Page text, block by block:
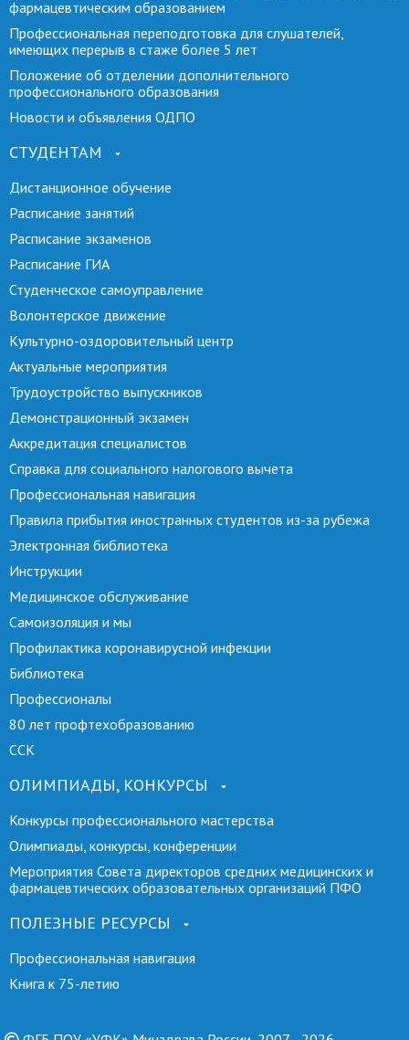
фармацевтическим образованием
Профессиональная переподготовка для слушателей,
имеющих перерыв в стаже более 5 лет
Положение об отделении дополнительного
профессионального образования
Новости и объявления ОДПО
СТУДЕНТАМ
Дистанционное обучение
Расписание занятий
Расписание экзаменов
Расписание ГИА
Студенческое самоуправление
Волонтерское движение
Культурно-оздоровительный центр
Актуальные мероприятия
Трудоустройство выпускников
Демонстрационный экзамен
Аккредитация специалистов
Справка для социального налогового вычета
Профессиональная навигация
Правила прибытия иностранных студентов из-за рубежа
Электронная библиотека
Инструкции
Медицинское обслуживание
Самоизоляция и мы
Профилактика коронавирусной инфекции
Библиотека
Профессионалы
80 лет профтехобразованию
ССК
ОЛИМПИАДЫ, КОНКУРСЫ
Конкурсы профессионального мастерства
Олимпиады, конкурсы, конференции
Мероприятия Совета директоров средних медицинских и
фармацевтических образовательных организаций ПФО
ПОЛЕЗНЫЕ РЕСУРСЫ
Профессиональная навигация
Книга к 75-летию